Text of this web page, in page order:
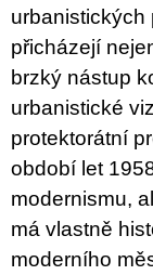
urbanistických
přicházejí
brzký nástup
urbanistické
protektorátní
období let
modernismu,
má vlastně
moderního